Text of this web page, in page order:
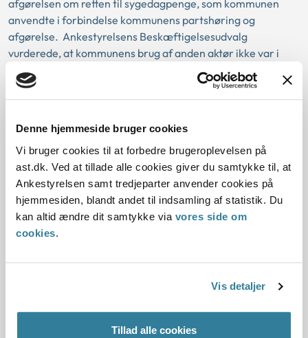
Denne hjemmeside bruger cookies
Vi bruger cookies til at forbedre brugeroplevelsen på
ast.dk. Ved at tillade alle cookies giver du samtykke til, at
Ankestyrelsen samt tredjeparter anvender cookies på
hjemmesiden, blandt andet til indsamling af statistik. Du
kan altid ændre dit samtykke via vores side om
cookies.
Vis detaljer
Tillad alle cookies
afgørelsen om retten til sygedagpenge, som kommunen
anvendte i forbindelse kommunens partshøring og
afgørelse. Ankestyrelsens Beskæftigelsesudvalg
vurderede, at kommunens brug af anden aktør ikke var i
strid med rammerne for anvendelse af anden aktører.
Kommunen havde forud for afgørelsen overladt
sagsbehandlingen til en anden aktør, som havde den
ligesom den anden aktørs sagsbehandlingsskridt i den
forbindelse levede op til de krav, som stilles til offentlige
myndigheder. Dertil var ordningen indrettet på en sådan
måde, at det ikke medførte tab af rettigheder for den
sygemeldte. I den konkrete sag foretog kommunen selv
partshøring og traf afgørelse om afslag på forlængelse af
udbetalingen af sygedagpenge og anvendte i den
anden aktør.